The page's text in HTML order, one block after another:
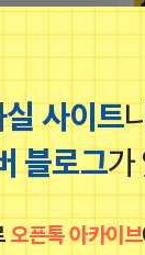
사이트
블로그가
오픈톡 아카이브
▤